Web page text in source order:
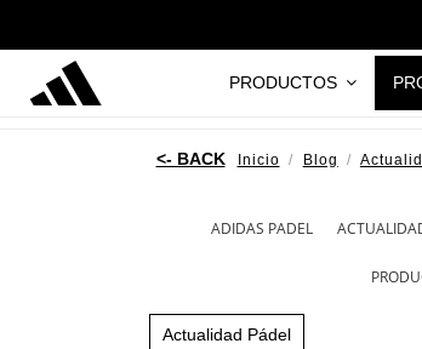
PRODUCTOS
Inicio Blog
ADIDAS PADEL
Actualidad Pádel